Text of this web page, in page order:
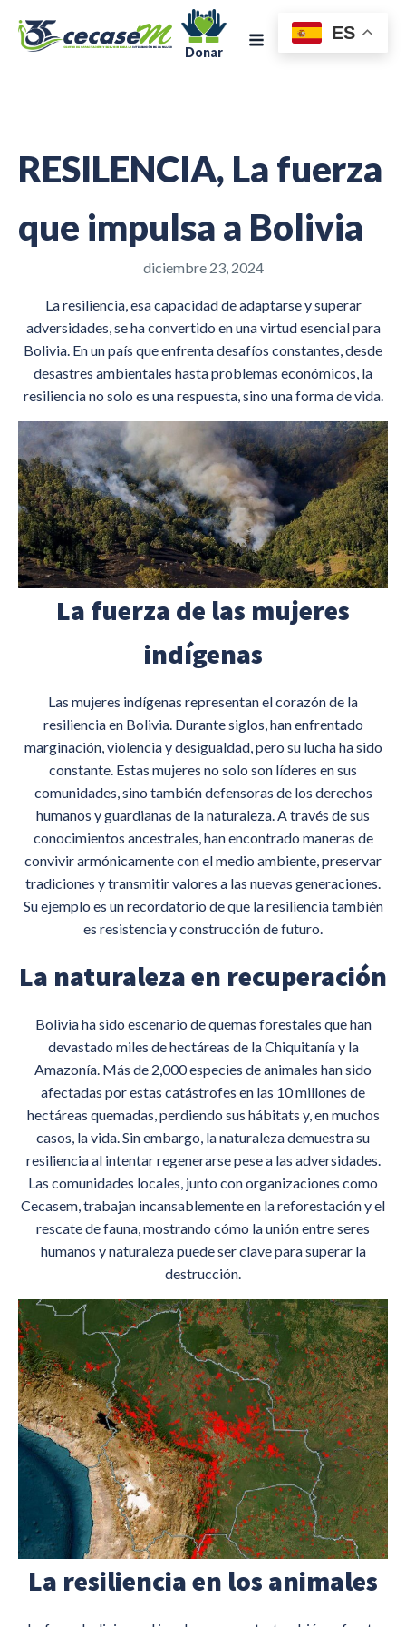
Donar
ES
RESILENCIA, La fuerza
que impulsa a Bolivia
diciembre 23, 2024
La resiliencia, esa capacidad de adaptarse y superar
adversidades, se ha convertido en una virtud esencial para
Bolivia. En un país que enfrenta desafíos constantes, desde
desastres ambientales hasta problemas económicos, la
resiliencia no solo es una respuesta, sino una forma de vida.
La fuerza de las mujeres
indígenas
Las mujeres indígenas representan el corazón de la
resiliencia en Bolivia. Durante siglos, han enfrentado
marginación, violencia y desigualdad, pero su lucha ha sido
constante. Estas mujeres no solo son líderes en sus
comunidades, sino también defensoras de los derechos
humanos y guardianas de la naturaleza. A través de sus
conocimientos ancestrales, han encontrado maneras de
convivir armónicamente con el medio ambiente, preservar
tradiciones y transmitir valores a las nuevas generaciones.
Su ejemplo es un recordatorio de que la resiliencia también
es resistencia y construcción de futuro.
La naturaleza en recuperación
Bolivia ha sido escenario de quemas forestales que han
devastado miles de hectáreas de la Chiquitanía y la
Amazonía. Más de 2,000 especies de animales han sido
afectadas por estas catástrofes en las 10 millones de
hectáreas quemadas, perdiendo sus hábitats y, en muchos
casos, la vida. Sin embargo, la naturaleza demuestra su
resiliencia al intentar regenerarse pese a las adversidades.
Las comunidades locales, junto con organizaciones como
Cecasem, trabajan incansablemente en la reforestación y el
rescate de fauna, mostrando cómo la unión entre seres
humanos y naturaleza puede ser clave para superar la
destrucción.
La resiliencia en los animales